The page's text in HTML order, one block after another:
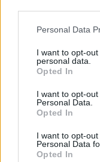
Personal Data
I want to opt-
personal data.
Opted In
I want to opt-
Personal Data.
Opted In
I want to opt-
Personal Data
Opted In
Edellinen artikkeli
Kärppien joukkueessa
koronavirustartunta –
KalPan pelaajia